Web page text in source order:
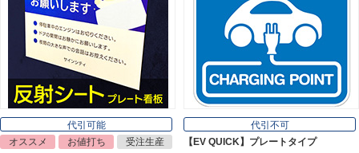
インクジェットメディア
Inkjet Media
看板照明
Lighting Equipment
代引可能
オススメ
お値打ち
受注生産
代引不可
【EV QUICK】プレートタイプ